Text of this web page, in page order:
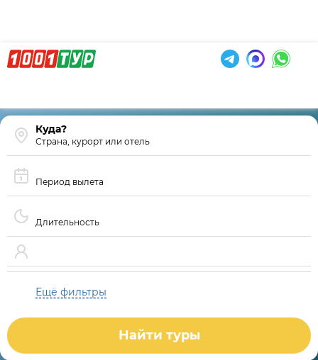
Страна, курорт или отель
Период вылета
Длительность
Ещё фильтры
Найти туры